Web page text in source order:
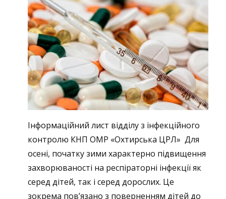
Інформаційний лист відділу з інфекційного
контролю КНП ОМР «Охтирська ЦРЛ» Для
осені, початку зими характерно підвищення
захворюваності на респіраторні інфекції як
серед дітей, так і серед дорослих. Це
зокрема пов’язано з поверненням дітей до